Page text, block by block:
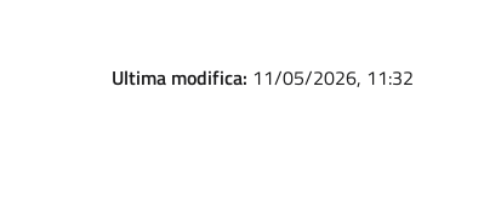
Ultima modifica: 11/05/2026, 11:32